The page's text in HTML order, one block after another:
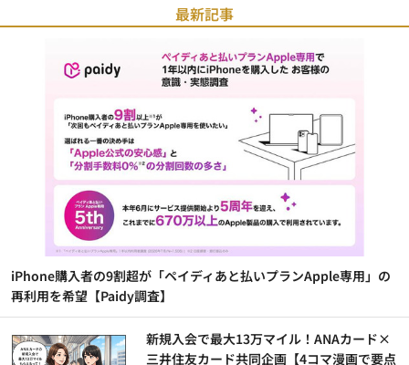
最新記事
iPhone購入者の9割超が「ペイディあと払いプランApple専用」の
再利用を希望【Paidy調査】
新規入会で最大13万マイル！ANAカード×
三井住友カード共同企画【4コマ漫画で要点